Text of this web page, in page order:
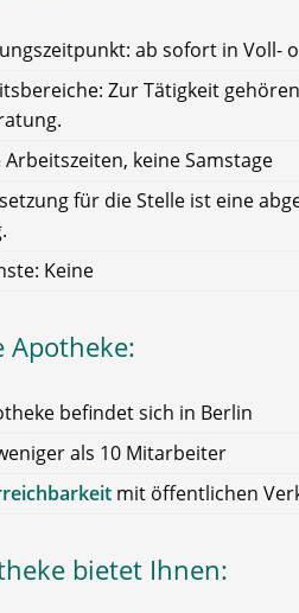
ab sofort in Voll-
Zur Tätigkeit
Arbeitszeiten, keine Samstage
für die Stelle ist eine
Keine
Apotheke:
befindet sich in Berlin
als 10 Mitarbeiter
mit öffentlichen
bietet Ihnen: